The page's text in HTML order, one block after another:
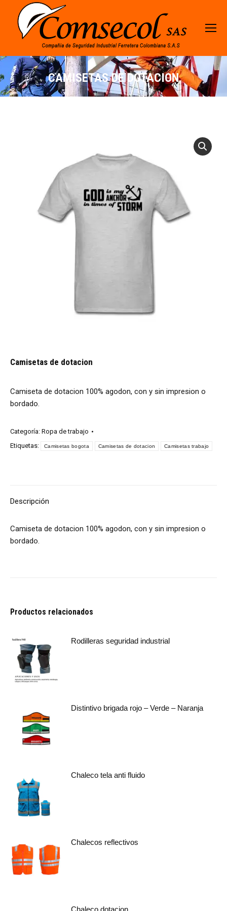
CAMISETAS DE DOTACION
Camisetas de dotacion
Camiseta de dotacion 100% agodon, con y sin impresion o
bordado.
Categoría: Ropa de trabajo
Etiquetas:
Camisetas bogota Camisetas de dotacion Camisetas trabajo
Descripción
Camiseta de dotacion 100% agodon, con y sin impresion o
bordado.
Productos relacionados
Rodilleras seguridad industrial
Distintivo brigada rojo – Verde – Naranja
Chaleco tela anti fluido
Chalecos reflectivos
Chaleco dotacion